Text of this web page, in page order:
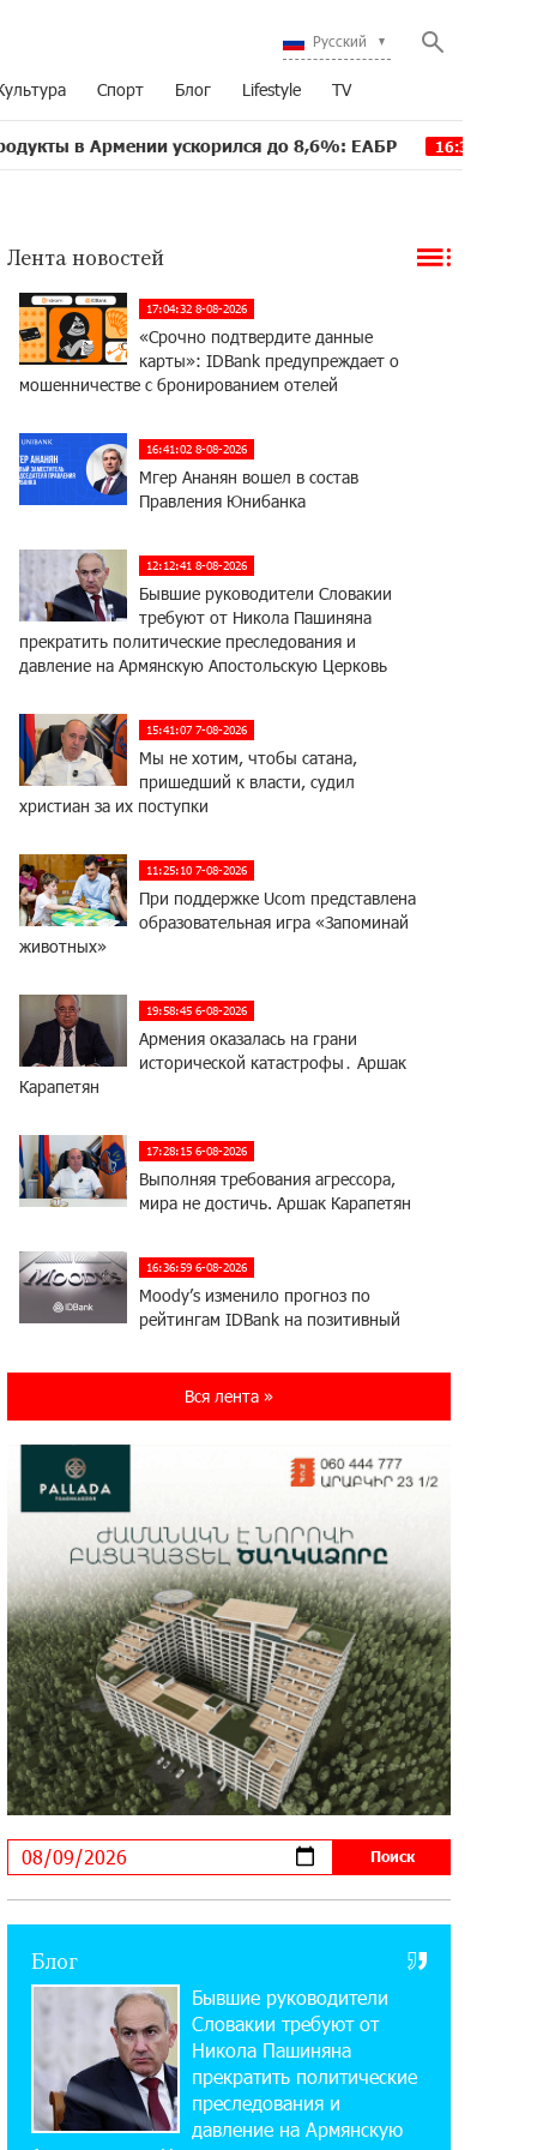
Русский
Спорт Блог Lifestyle TV
ускорился до 8,6%: ЕАБР 16:39 Трамп: США
Лента новостей
17:04:32 8-08-2026
«Срочно подтвердите данные
карты»: IDBank предупреждает о
мошенничестве с бронированием отелей
16:41:02 8-08-2026
Мгер Ананян вошел в состав
Правления Юнибанка
12:12:41 8-08-2026
Бывшие руководители Словакии
требуют от Никола Пашиняна
прекратить политические преследования и
давление на Армянскую Апостольскую Церковь
15:41:07 7-08-2026
Мы не хотим, чтобы сатана,
пришедший к власти, судил
христиан за их поступки
11:25:10 7-08-2026
При поддержке Ucom представлена
образовательная игра «Запоминай
животных»
19:58:45 6-08-2026
Армения оказалась на грани
исторической катастрофы․ Аршак
Карапетян
17:28:15 6-08-2026
Выполняя требования агрессора,
мира не достичь. Аршак Карапетян
16:36:59 6-08-2026
Moody’s изменило прогноз по
рейтингам IDBank на позитивный
для путешествий и специальной акцией
14:56:06 5-08-2026
Ucom и FPWC обеспечат
круглосуточный мониторинг дикой
природы в Гнишике с помощью солнечной энергии
14:56:01 5-08-2026
Ucom и FPWC обеспечат
круглосуточный мониторинг дикой
природы в Гнишике с помощью солнечной энергии
22:41:05 3-08-2026
стартапами на Seaside Startup
Summit
В мобильном приложении Юнибанка
теперь можно зарегистрироваться
также с помощью imID
21:09:13 31-07-2026
«Бесплатные бонусы в играх»:
IDBank предупреждает о
Вся лента »
Блог
Бывшие руководители
Словакии требуют от
Никола Пашиняна
прекратить политические
преследования и
давление на Армянскую